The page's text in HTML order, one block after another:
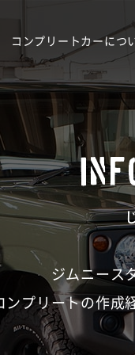
コンプリートカーにつ
ジムニース
ンプリートの作成